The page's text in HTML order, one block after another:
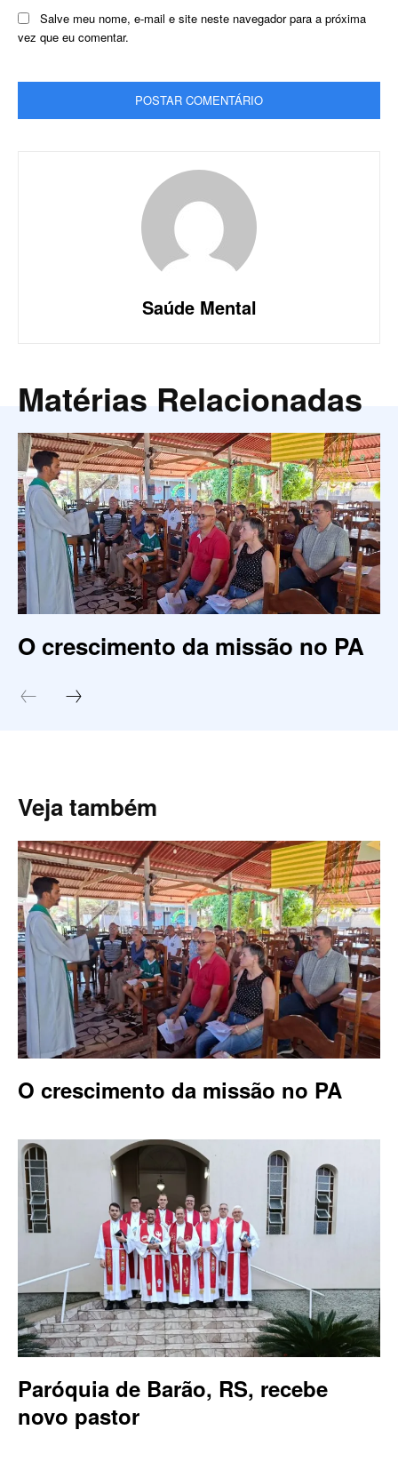
Salve meu nome, e-mail e site neste navegador para a próxima
vez que eu comentar.
Saúde Mental
Matérias Relacionadas
O crescimento da missão no PA
Veja também
O crescimento da missão no PA
Paróquia de Barão, RS, recebe
novo pastor